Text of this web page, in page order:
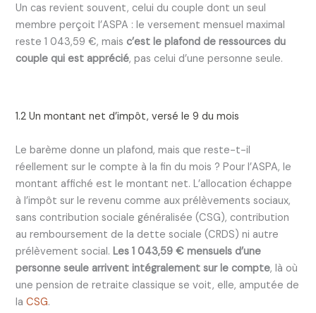
Un cas revient souvent, celui du couple dont un seul
membre perçoit l’ASPA : le versement mensuel maximal
reste 1 043,59 €, maisc’est le plafond de ressources du
couple qui est apprécié, pas celui d’une personne seule.
1.2 Un montant net d’impôt, versé le 9 du mois
Le barème donne un plafond, mais que reste-t-il
réellement sur le compte à la fin du mois ? Pour l’ASPA, le
montant affiché est le montant net. L’allocation échappe
à l’impôt sur le revenu comme aux prélèvements sociaux,
sans contribution sociale généralisée (CSG), contribution
au remboursement de la dette sociale (CRDS) ni autre
prélèvement social.Les 1 043,59 € mensuels d’une
personne seule arrivent intégralement sur le compte, là où
une pension de retraite classique se voit, elle, amputée de
laCSG.